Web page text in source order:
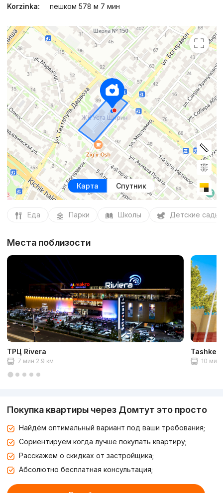
Korzinka:
пешком 578 м 7 мин
Карта Спутник
Еда Парки Школы Детские сады
Места поблизости
ТРЦ Rivera
7 мин 2.9 км 10 мин
Покупка квартиры через Домтут это просто
Найдём оптимальный вариант под ваши требования;
Сориентируем когда лучше покупать квартиру;
Расскажем о скидках от застройщика;
Абсолютно бесплатная консультация;